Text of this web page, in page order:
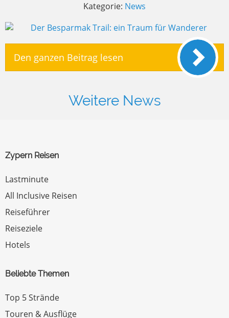
Kategorie: News
Den ganzen Beitrag lesen
Weitere News
Zypern Reisen
Lastminute
All Inclusive Reisen
Reiseführer
Reiseziele
Hotels
Beliebte Themen
Top 5 Strände
Touren & Ausflüge